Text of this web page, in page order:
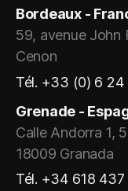
Bordeaux -
59, avenue John
Cenon
Tél. +33 (0) 6 24
Grenade -
Calle Andorra 1,
18009 Granada
Tél. +34 618 437